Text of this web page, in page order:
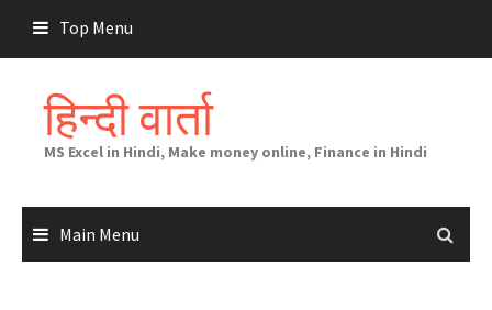
content
Top Menu
हिन्दी वार्ता
MS Excel in Hindi, Make money online, Finance in Hindi
Main Menu